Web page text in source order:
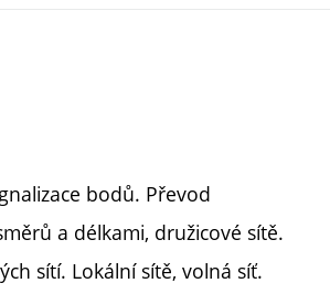
bodů. Převod
a délkami, družicové sítě.
sítí. Lokální sítě, volná síť.